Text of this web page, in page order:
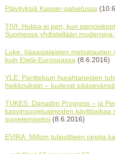
Päivityksiä Kasper-palvelussa
TIVI: Hukka ei peri, kun
Suomessa yhdistellään moderneja
Luke: Itäaasialaisten
kuin Etelä-Euroopassa (8.6.2016)
YLE: Paritteluun hurahtaneiden
heikkouksiin – luulevat
TUKES: Danadim Progress – ja
kasvinsuojeluaineiden käyttöaikaa
suojelemiseksi (8.6.2016)
EVIRA: Milloin tulipoltteen oireita